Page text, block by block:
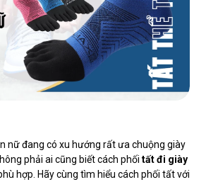
nữ đang có xu hướng rất ưa chuộng giày
phải ai cũng biết cách phối tất đi giày
hợp. Hãy cùng tìm hiểu cách phối tất với